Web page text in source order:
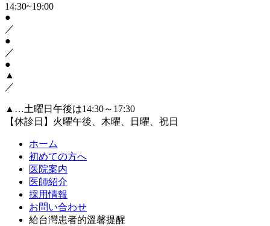
14:30~19:00
●
／
●
／
●
▲
／
▲…土曜日午後は14:30～17:30
【休診日】火曜午後、木曜、日曜、祝日
ホーム
初めての方へ
医院案内
医師紹介
採用情報
お問い合わせ
給台灣患者的溫馨提醒